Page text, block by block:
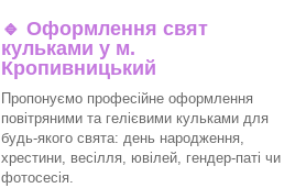
🔹 Оформлення свят
кульками у м.
Кропивницький
Пропонуємо професійне оформлення
повітряними та гелієвими кульками для
будь-якого свята: день народження,
хрестини, весілля, ювілей, гендер-паті чи
фотосесія.